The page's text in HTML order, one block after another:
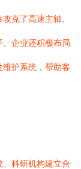
克了高速主轴、
企业还积极布局
护系统，帮助客
科研机构建立合